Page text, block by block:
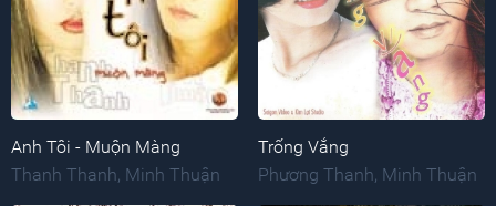
Anh Tôi - Muộn Màng
Thanh Thanh, Minh Thuận
Trống Vắng
Phương Thanh, Minh Thuận